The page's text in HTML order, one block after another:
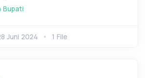
Bupati
Juni 2024 1 File